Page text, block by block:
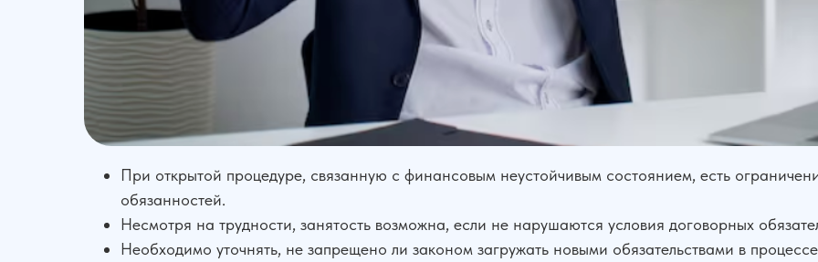
При открытой процедуре, связанную с финансовым неустойчивым состоянием, есть
обязанностей.
Несмотря на трудности, занятость возможна, если не нарушаются условия договорных
Необходимо уточнять, не запрещено ли законом загружать новыми обязательствами в